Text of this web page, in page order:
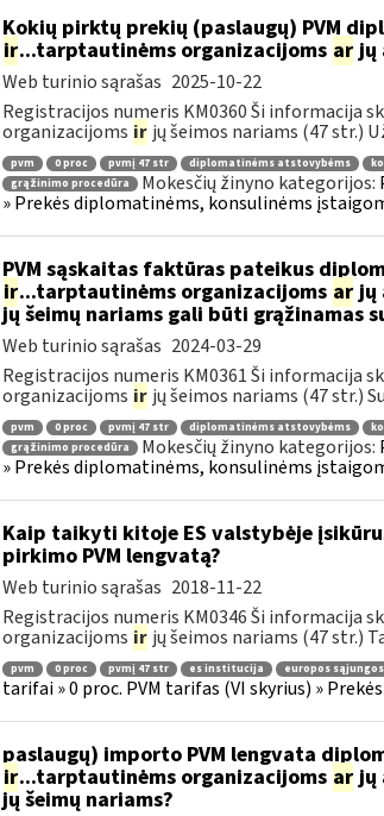
Kokių pirktų prekių (paslaugų) PVM
ir...tarptautinėms organizacijoms arjų
Web turinio sąrašas 2025-10-22
Registracijos numeris KM0360 Ši informacija
organizacijoms ir jų šeimos nariams (47 str.)
pvm 0 proc pvmį 47 str diplomatinėms atstovybėms
grąžinimo procedūra
Mokesčių žinyno kategorijos:
» Prekės diplomatinėms, konsulinėms
PVM sąskaitas faktūras pateikus
ir...tarptautinėms organizacijoms arjų
jų šeimų nariams gali būti grąžinamas
Web turinio sąrašas 2024-03-29
Registracijos numeris KM0361 Ši informacija
organizacijoms ir jų šeimos nariams (47 str.)
pvm 0 proc pvmį 47 str diplomatinėms atstovybėms
grąžinimo procedūra
Mokesčių žinyno kategorijos:
» Prekės diplomatinėms, konsulinėms
Kaip taikyti kitoje ES valstybėje
pirkimo PVM lengvatą?
Web turinio sąrašas 2018-11-22
Registracijos numeris KM0346 Ši informacija
organizacijoms ir jų šeimos nariams (47 str.)
pvm 0 proc pvmį 47 str es institucija europos
tarifai » 0 proc. PVM tarifas (VI skyrius) »
paslaugų) importo PVM lengvata
ir...tarptautinėms organizacijoms arjų
jų šeimų nariams?